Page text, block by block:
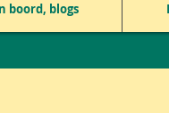
boord, blogs